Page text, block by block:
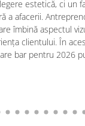
estetică, ci un
a afacerii.
îmbină aspectul
clientului. În
bar pentru 2026